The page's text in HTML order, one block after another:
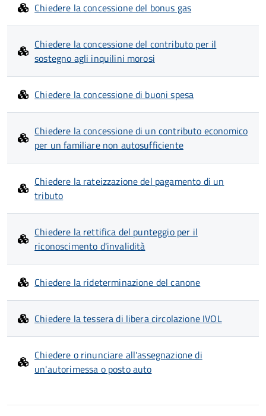
Chiedere la concessione del bonus gas
Chiedere la concessione del contributo per il
sostegno agli inquilini morosi
Chiedere la concessione di buoni spesa
Chiedere la concessione di un contributo economico
per un familiare non autosufficiente
Chiedere la rateizzazione del pagamento di un
tributo
Chiedere la rettifica del punteggio per il
riconoscimento d'invalidità
Chiedere la rideterminazione del canone
Chiedere la tessera di libera circolazione IVOL
Chiedere o rinunciare all'assegnazione di
un'autorimessa o posto auto